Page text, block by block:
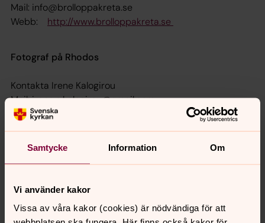
Samtycke Information Om
Vi använder kakor
Vissa av våra kakor (cookies) är nödvändiga för att
Mail: info@brolloppakreta.se
Webb: http://www.brolloppakreta.se
Fotograf på Rhodos
Kontakta Irene Kalogirou
Mail: irene.a.kalogirou@gmail.com
mobil: +30 694 8521779
Synpunkter eller frågor på sidans
innehåll?
aten@svenskakyrkan.se